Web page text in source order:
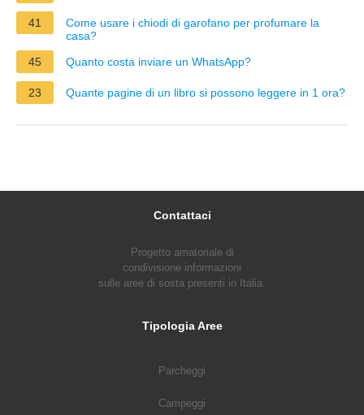
41
Come usare i chiodi di garofano per profumare la
casa?
45
Quanto costa inviare un WhatsApp?
23 Quante pagine di un libro si possono leggere in 1 ora?
Contattaci
Progetto amatoriale di
condivisione informazioni
sulle aree di sosta presenti in Italia.
Tipologia Aree
Parcheggi
Campeggi